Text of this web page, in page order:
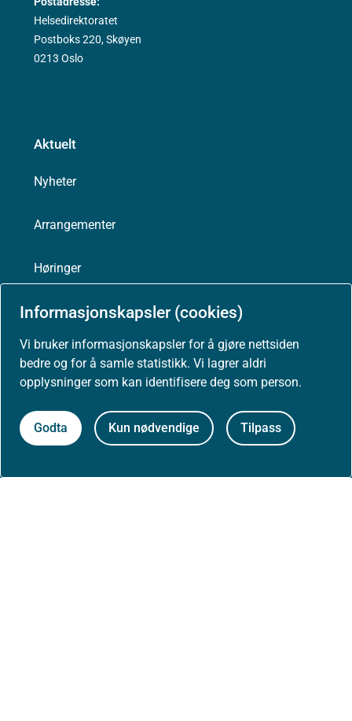
Informasjonskapsler (cookies)
Vi bruker informasjonskapsler for å gjøre nettsiden
bedre og for å samle statistikk. Vi lagrer aldri
opplysninger som kan identifisere deg som person.
Godta Kun nødvendige Tilpass
Helsedirektoratet
Postboks 220, Skøyen
0213 Oslo
Aktuelt
Nyheter
Arrangementer
Høringer
Presse
Personvernerklæring
Tilgjengelighetserklæring (uustatus.no)